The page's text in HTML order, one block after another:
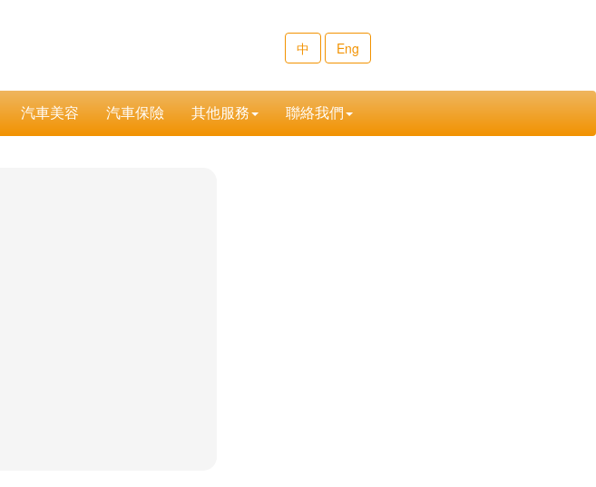
中 Eng
汽車美容 汽車保險 其他服務 聯絡我們